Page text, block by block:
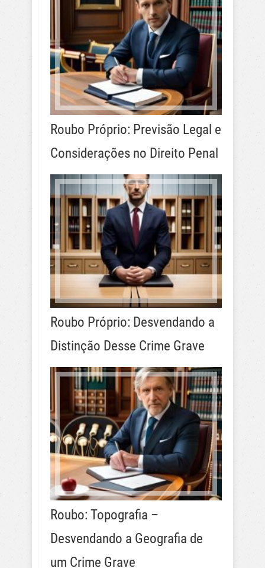
Roubo Próprio: Previsão Legal e
Considerações no Direito Penal
Roubo Próprio: Desvendando a
Distinção Desse Crime Grave
Roubo: Topografia –
Desvendando a Geografia de
um Crime Grave